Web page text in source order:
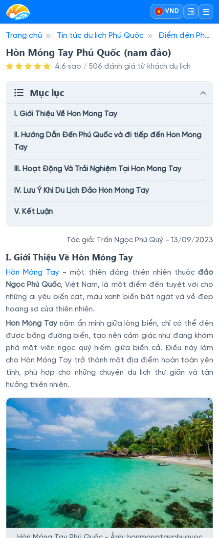
·VND
Trang chủ Tin tức du lịch Phú Quốc
Điểm đến Phú
Quốc
Hòn Móng Tay Phú Quốc (nam đảo)
Hòn Móng Tay Phú Quốc (nam đảo)
4.6 sao / 506 đánh giá từ khách du lịch
Mục lục
I. Giới Thiệu Về Hòn Móng Tay
II. Hướng Dẫn Đến Phú Quốc và đi tiếp đến Hòn Móng
Tay
III. Hoạt Động Và Trải Nghiệm Tại Hòn Móng Tay
IV. Lưu Ý Khi Du Lịch Đảo Hòn Móng Tay
V. Kết Luận
Tác giả: Trần Ngọc Phú Quý - 13/09/2023
I. Giới Thiệu Về Hòn Móng Tay
Hòn Móng Tay - một thiên đàng thiên nhiên thuộcđảo
Ngọc Phú Quốc, Việt Nam, là một điểm đến tuyệt vời cho
những ai yêu biển cát, màu xanh biển bát ngát và vẻ đẹp
hoang sơ của thiên nhiên.
Hòn Móng Taynằm ẩn mình giữa lòng biển, chỉ có thể đến
được bằng đường biển, tạo nên cảm giác như đang khám
phá một viên ngọc quý hiếm giữa biển cả. Điều này làm
cho Hòn Móng Tay trở thành một địa điểm hoàn toàn yên
tĩnh, phù hợp cho những chuyến du lịch thư giãn và tận
hưởng thiên nhiên.